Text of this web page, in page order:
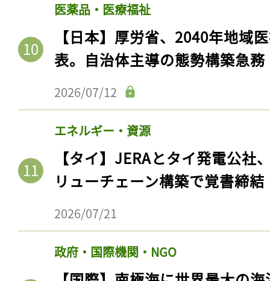
医薬品・医療福祉
【日本】厚労省、2040年地域
表。自治体主導の態勢構築急務
2026/07/12
エネルギー・資源
【タイ】JERAとタイ発電公社
リューチェーン構築で覚書締結
2026/07/21
政府・国際機関・NGO